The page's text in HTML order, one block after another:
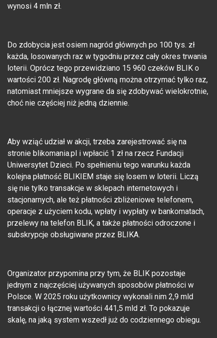
wynosi 4 mln zł.
Do zdobycia jest osiem nagród głównych po 100 tys. zł
każda, losowanych raz w tygodniu przez cały okres trwania
loterii. Oprócz tego przewidziano 15 960 czeków BLIK o
wartości 200 zł. Nagrodę główną można otrzymać tylko raz,
natomiast mniejsze wygrane da się zdobywać wielokrotnie,
choć nie częściej niż jedną dziennie.
Aby wziąć udział w akcji, trzeba zarejestrować się na
stronie blikomania.pl i wpłacić 1 zł na rzecz Fundacji
Uniwersytet Dzieci. Po spełnieniu tego warunku każda
kolejna płatność BLIKIEM staje się losem w loterii. Liczą
się nie tylko transakcje w sklepach internetowych i
stacjonarnych, ale też płatności zbliżeniowe telefonem,
operacje z użyciem kodu, wpłaty i wypłaty w bankomatach,
przelewy na telefon BLIK, a także płatności odroczone i
subskrypcje obsługiwane przez BLIKA.
Organizator przypomina przy tym, że BLIK pozostaje
jednym z najczęściej używanych sposobów płatności w
Polsce. W 2025 roku użytkownicy wykonali nim 2,9 mld
transakcji o łącznej wartości 441,5 mld zł. To pokazuje
skalę, na jaką system wszedł już do codziennego obiegu.